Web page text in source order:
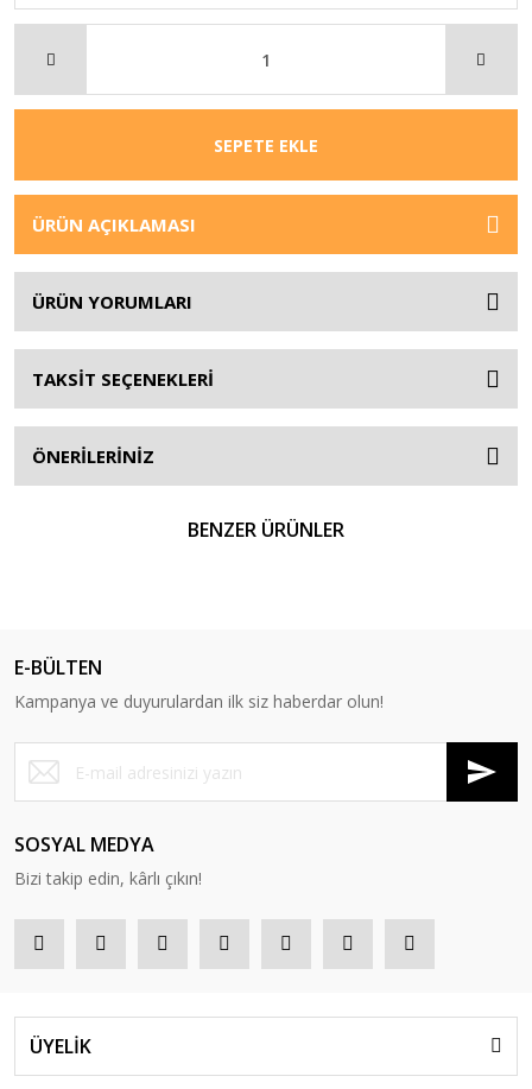
SEPETE EKLE
ÜRÜN AÇIKLAMASI
ÜRÜN YORUMLARI
TAKSİT SEÇENEKLERİ
ÖNERİLERİNİZ
BENZER ÜRÜNLER
E-BÜLTEN
Kampanya ve duyurulardan ilk siz haberdar olun!
SOSYAL MEDYA
Bizi takip edin, kârlı çıkın!
ÜYELİK